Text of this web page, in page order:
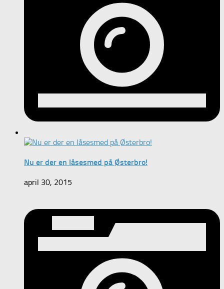
Nu er der en låsesmed på Østerbro!
april 30, 2015